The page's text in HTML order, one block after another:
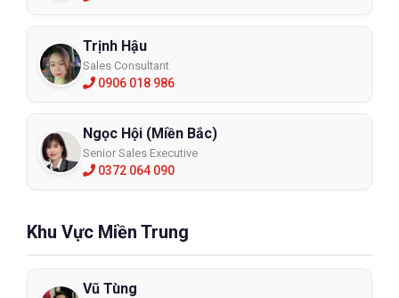
Trịnh Hậu
Sales Consultant
0906 018 986
Ngọc Hội (Miền Bắc)
Senior Sales Executive
0372 064 090
Khu Vực Miền Trung
Vũ Tùng